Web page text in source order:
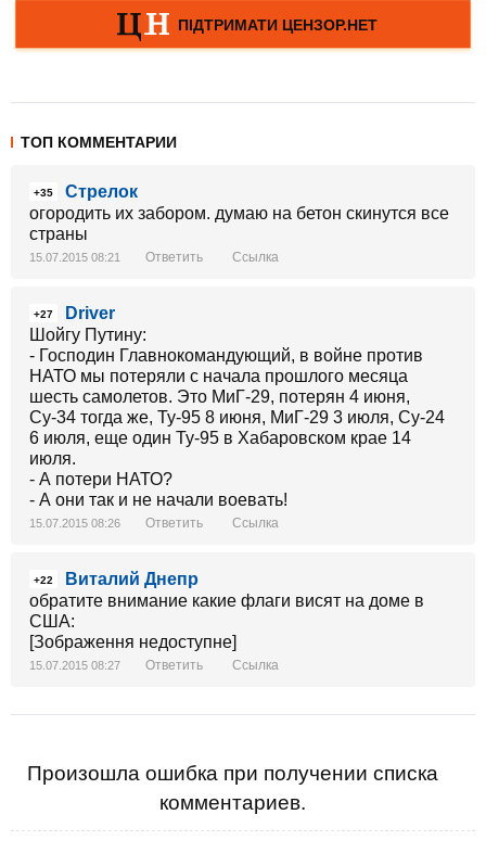
ТОП КОММЕНТАРИИ
+35
Стрелок
огородить их забором. думаю на бетон скинутся все
страны
15.07.2015 08:21 Ответить Ссылка
+27
Driver
Шойгу Путину:
- Господин Главнокомандующий, в войне против
НАТО мы потеряли с начала прошлого месяца
шесть самолетов. Это МиГ-29, потерян 4 июня,
Су-34 тогда же, Ту-95 8 июня, МиГ-29 3 июля, Су-24
6 июля, еще один Ту-95 в Хабаровском крае 14
июля.
- А потери НАТО?
- А они так и не начали воевать!
15.07.2015 08:26 Ответить Ссылка
+22
Виталий Днепр
обратите внимание какие флаги висят на доме в
США:
[Зображення недоступне]
15.07.2015 08:27 Ответить Ссылка
Произошла ошибка при получении списка
комментариев.